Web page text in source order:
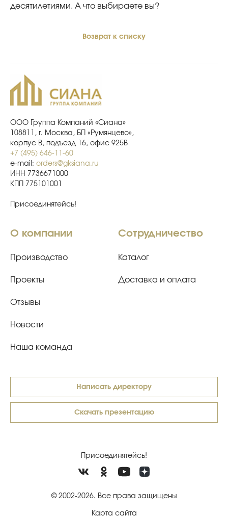
десятилетиями. А что выбираете вы?
Возврат к списку
ООО Группа Компаний «Сиана»
108811, г. Москва, БП «Румянцево»,
корпус В, подъезд 16, офис 925В
+7 (495) 646-11-60
e-mail: orders@gksiana.ru
ИНН 7736671000
КПП 775101001
Присоединятейсь!
О компании
Производство
Проекты
Отзывы
Новости
Наша команда
Сотрудничество
Каталог
Доставка и оплата
Написать директору
Скачать презентацию
Присоединятейсь!
© 2002-2026. Все права защищены
Карта сайта